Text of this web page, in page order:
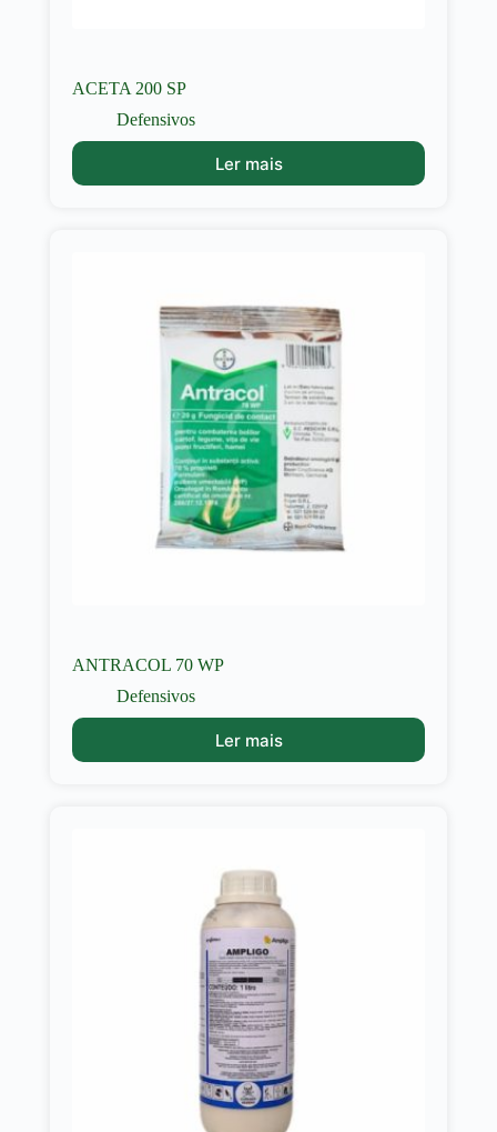
ACETA 200 SP
Defensivos
Ler mais
ANTRACOL 70 WP
Defensivos
Ler mais